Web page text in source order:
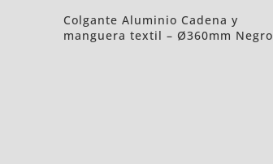
Colgante Aluminio Cadena y
manguera textil – Ø360mm Negro